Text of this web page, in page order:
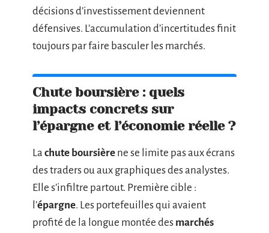
décisions d’investissement deviennent
défensives. L’accumulation d’incertitudes finit
toujours par faire basculer les marchés.
Chute boursière : quels
impacts concrets sur
l’épargne et l’économie réelle ?
La chute boursière ne se limite pas aux écrans
des traders ou aux graphiques des analystes.
Elle s’infiltre partout. Première cible :
l’épargne. Les portefeuilles qui avaient
profité de la longue montée des marchés